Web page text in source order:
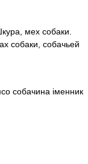
мех собаки.
собаки, собачьей
собачина іменник